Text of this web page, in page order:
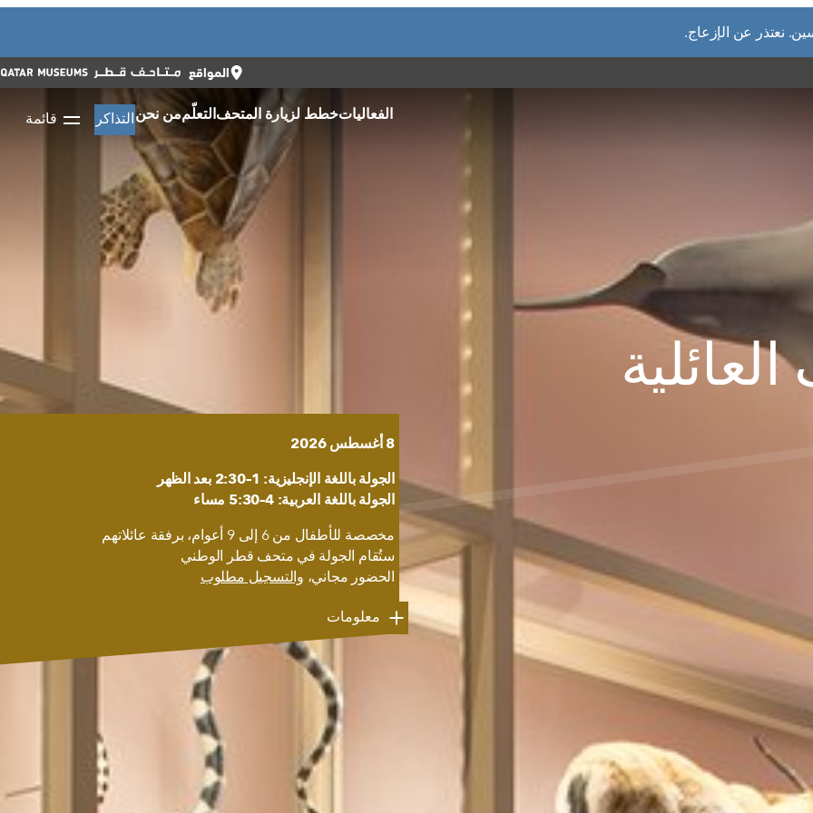
نعتذر عن الإزعاج.
المواقع
الفعالياتخطط لزيارة المتحفالتعلّممن نحنالتذاكر قائمة
8 أغسطس 2026
الجولة باللغة الإنجليزية: 1–2:30 بعد الظهر
الجولة باللغة العربية: 4–5:30 مساء
مخصصة للأطفال من 6 إلى 9 أعوام، برفقة عائلاتهم
ستُقام الجولة في متحف قطر الوطني
الحضور مجاني، والتسجيل مطلوب
معلومات